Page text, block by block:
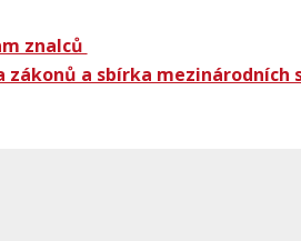
znalců
zákonů a sbírka mezinárodních